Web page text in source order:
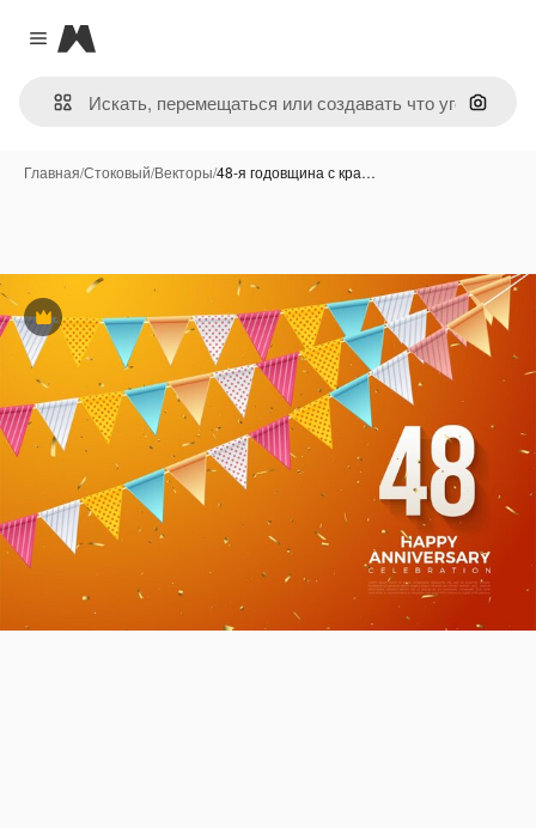
Close menu
Magnific
Поиск
Главная/Стоковый/Векторы/48-я годовщина с кра…
Премиум